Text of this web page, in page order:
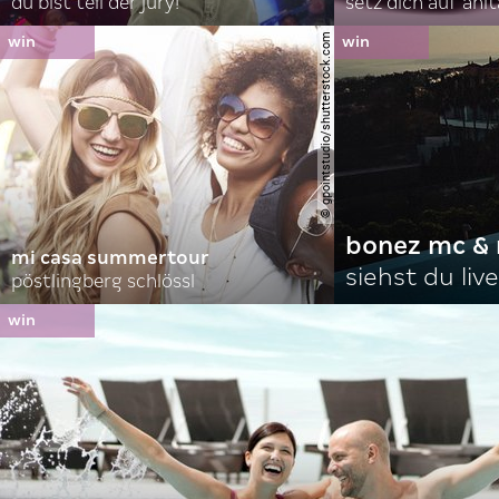
© gpointstudio/shutterstock.com
mi casa summertour
pöstlingberg schlössl
bonez mc
siehst du